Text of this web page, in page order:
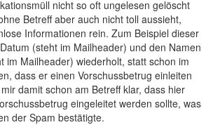
nicht so oft ungelesen gelöscht
Betreff aber auch nicht toll aussieht,
Informationen rein. Zum Beispiel dieser
(steht im Mailheader) und den Namen
im Mailheader) wiederholt, statt schon im
dass er einen Vorschussbetrug einleiten
damit schon am Betreff klar, dass hier
eingeleitet werden sollte, was
der Spam bestätigte.